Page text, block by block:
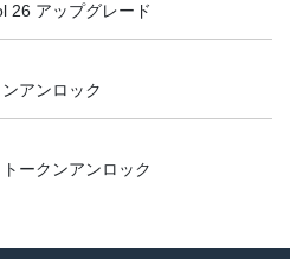
26 アップグレード
アンロック
ークンアンロック